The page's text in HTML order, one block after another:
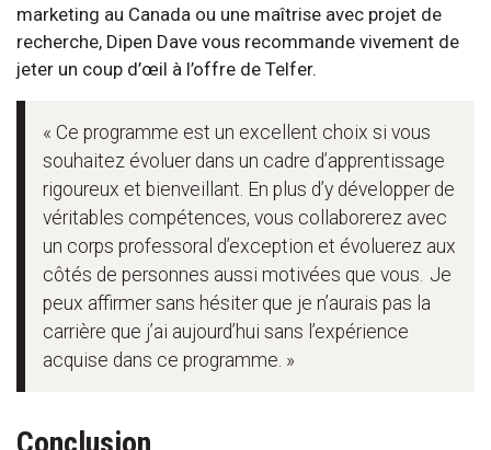
marketing au Canada ou une maîtrise avec projet de
recherche, Dipen Dave vous recommande vivement de
jeter un coup d’œil à l’offre de Telfer.
« Ce programme est un excellent choix si vous
souhaitez évoluer dans un cadre d’apprentissage
rigoureux et bienveillant. En plus d’y développer de
véritables compétences, vous collaborerez avec
un corps professoral d’exception et évoluerez aux
côtés de personnes aussi motivées que vous. Je
peux affirmer sans hésiter que je n’aurais pas la
carrière que j’ai aujourd’hui sans l’expérience
acquise dans ce programme. »